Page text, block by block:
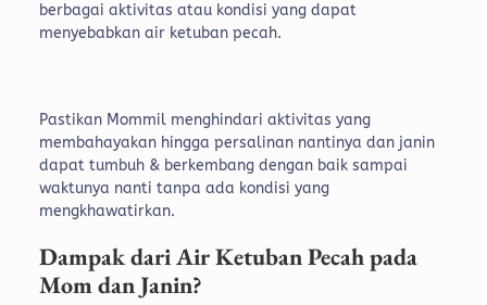
berbagai aktivitas atau kondisi yang dapat
menyebabkan air ketuban pecah.
Pastikan Mommil menghindari aktivitas yang
membahayakan hingga persalinan nantinya dan janin
dapat tumbuh & berkembang dengan baik sampai
waktunya nanti tanpa ada kondisi yang
mengkhawatirkan.
Dampak dari Air Ketuban Pecah pada
Mom dan Janin?